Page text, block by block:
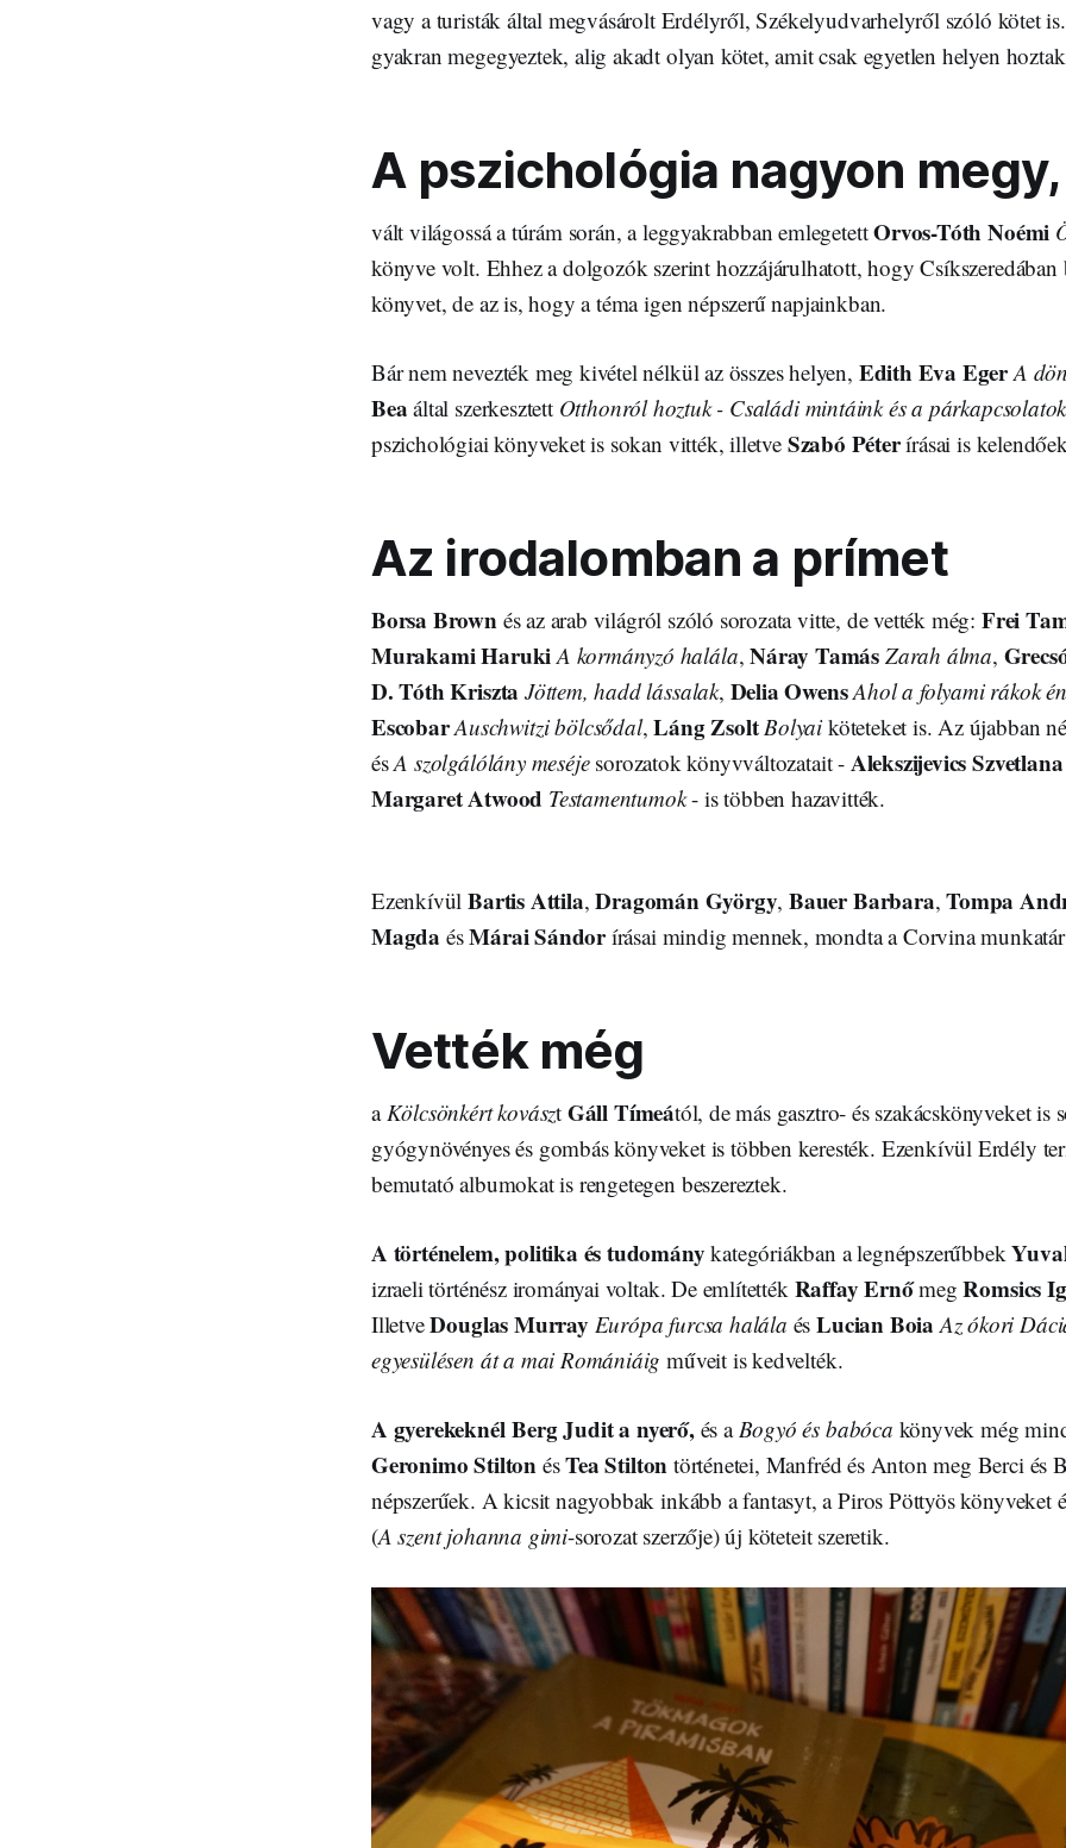
vagy a turisták által megvásárolt Erdélyről, Székelyudvarhelyről szóló kötet
gyakran megegyeztek, alig akadt olyan kötet, amit csak egyetlen helyen
A pszichológia nagyon megy,
vált világossá a túrám során, a leggyakrabban emlegetettOrvos-Tóth Noémi
könyve volt. Ehhez a dolgozók szerint hozzájárulhatott, hogy Csíkszeredában
könyvet, de az is, hogy a téma igen népszerű napjainkban.
Bár nem nevezték meg kivétel nélkül az összes helyen, Edith Eva EgerA
Bea által szerkesztett Otthonról hoztuk - Családi mintáink és a párkapcsolatok
pszichológiai könyveket is sokan vitték, illetve Szabó Péterírásai is
Az irodalomban a prímet
Borsa Brown és az arab világról szóló sorozata vitte, de vették még: Frei
Murakami Haruki A kormányzó halála,Náray Tamás Zarah álma,
D. Tóth Kriszta Jöttem, hadd lássalak, Delia OwensAhol a folyami rákok
EscobarAuschwitzi bölcsődal,Láng ZsoltBolyai köteteket is. Az újabban
ésA szolgálólány meséjesorozatok könyvváltozatait - Alekszijevics Szvetlana
Margaret Atwood Testamentumok- is többen hazavitték.
EzenkívülBartis Attila,Dragomán György,Bauer Barbara,Tompa
Magda ésMárai Sándorírásai mindig mennek, mondta a Corvina
Vették még
a Kölcsönkért kovászt Gáll Tímeától, de más gasztro- és szakácskönyveket is
gyógynövényes és gombás könyveket is többen keresték. Ezenkívül Erdély
bemutató albumokat is rengetegen beszereztek.
A történelem, politika és tudománykategóriákban a legnépszerűbbek
izraeli történész irományai voltak. De említették Raffay ErnőmegRomsics
IlletveDouglas Murray Európa furcsa halála ésLucian BoiaAz ókori
egyesülésen át a mai Romániáigműveit is kedvelték.
A gyerekeknél Berg Judita nyerő,és a Bogyó és babóca könyvek még
Geronimo Stilton ésTea Stilton történetei, Manfréd és Anton meg Berci és
népszerűek. A kicsit nagyobbak inkább a fantasyt, a Piros Pöttyös könyveket
(A szent johanna gimi-sorozat szerzője) új köteteit szeretik.